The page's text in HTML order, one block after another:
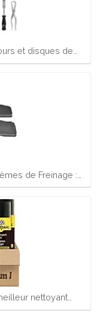
et disques de…
de Freinage :…
nettoyant…